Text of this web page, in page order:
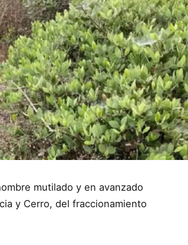
mutilado y en avanzado
y Cerro, del fraccionamiento